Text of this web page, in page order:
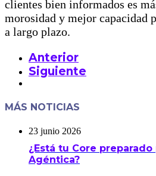
clientes bien informados es
morosidad y mejor capacidad
a largo plazo.
Anterior
Siguiente
MÁS NOTICIAS
23 junio 2026
¿Está tu Core
Agéntica?